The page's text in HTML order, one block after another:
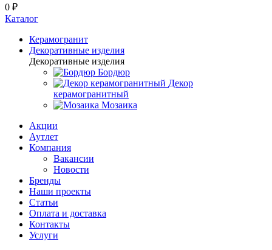
0 ₽
Каталог
Керамогранит
Декоративные изделия
Декоративные изделия
Бордюр
Декор
керамогранитный
Мозаика
Акции
Аутлет
Компания
Вакансии
Новости
Бренды
Наши проекты
Статьи
Оплата и доставка
Контакты
Услуги